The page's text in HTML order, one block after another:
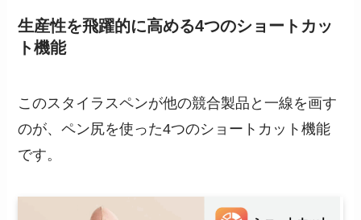
生産性を飛躍的に高める4つのショートカッ
ト機能
このスタイラスペンが他の競合製品と一線を画す
のが、ペン尻を使った4つのショートカット機能
です。